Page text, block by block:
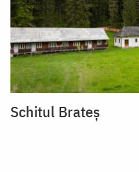
Schitul Brateș